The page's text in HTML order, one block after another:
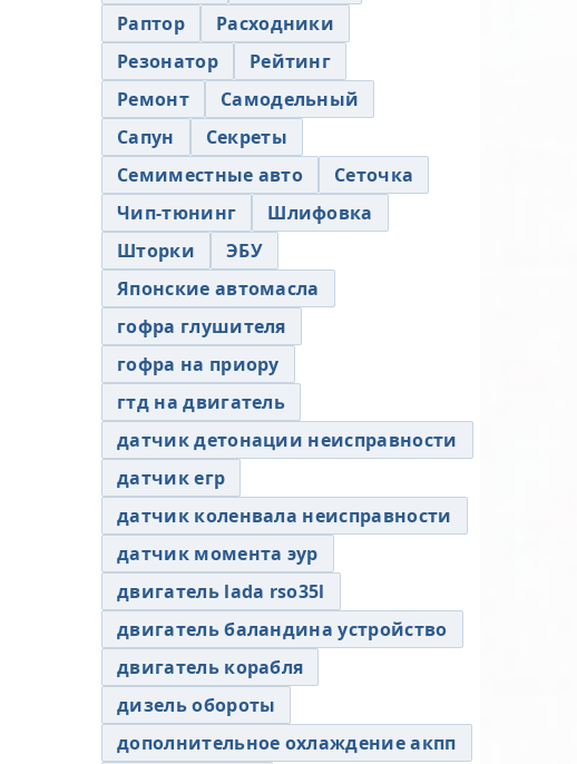
Раптор
Расходники
Резонатор
Рейтинг
Ремонт
Самодельный
Сапун
Секреты
Семиместные авто
Сеточка
Чип-тюнинг
Шлифовка
Шторки
ЭБУ
Японские автомасла
гофра глушителя
гофра на приору
гтд на двигатель
датчик детонации неисправности
датчик егр
датчик коленвала неисправности
датчик момента эур
двигатель lada rso35l
двигатель баландина устройство
двигатель корабля
дизель обороты
дополнительное охлаждение акпп